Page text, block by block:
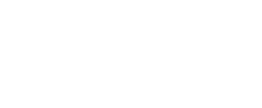
です。
ず変更すること